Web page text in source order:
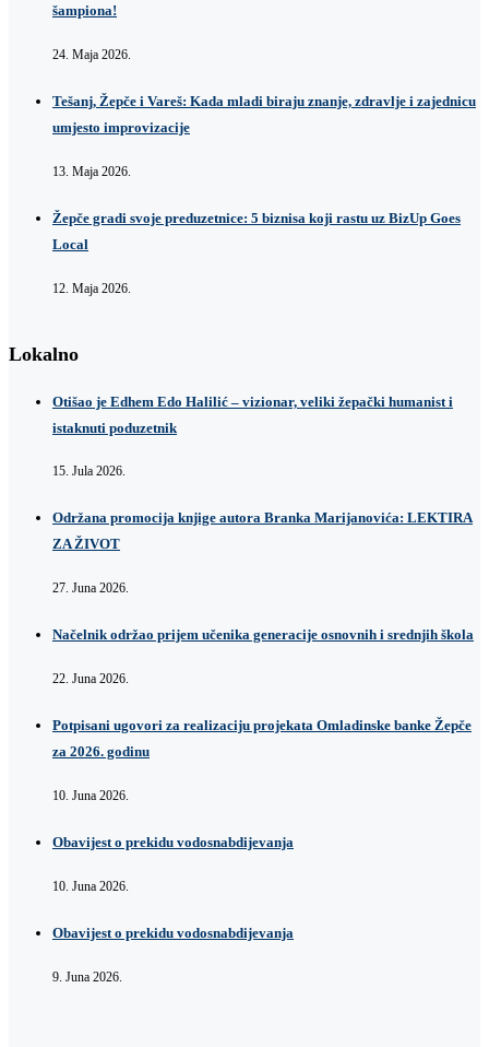
šampiona!
24. Maja 2026.
Tešanj, Žepče i Vareš: Kada mladi biraju znanje, zdravlje i zajednicu
umjesto improvizacije
13. Maja 2026.
Žepče gradi svoje preduzetnice: 5 biznisa koji rastu uz BizUp Goes
Local
12. Maja 2026.
Lokalno
Otišao je Edhem Edo Halilić – vizionar, veliki žepački humanist i
istaknuti poduzetnik
15. Jula 2026.
Održana promocija knjige autora Branka Marijanovića: LEKTIRA
ZA ŽIVOT
27. Juna 2026.
Načelnik održao prijem učenika generacije osnovnih i srednjih škola
22. Juna 2026.
Potpisani ugovori za realizaciju projekata Omladinske banke Žepče
za 2026. godinu
10. Juna 2026.
Obavijest o prekidu vodosnabdijevanja
10. Juna 2026.
Obavijest o prekidu vodosnabdijevanja
9. Juna 2026.